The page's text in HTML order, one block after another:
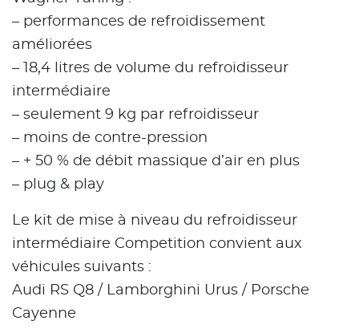
– performances de refroidissement
améliorées
– 18,4 litres de volume du refroidisseur
intermédiaire
– seulement 9 kg par refroidisseur
– moins de contre-pression
– + 50 % de débit massique d’air en plus
– plug & play
Le kit de mise à niveau du refroidisseur
intermédiaire Competition convient aux
véhicules suivants :
Audi RS Q8 / Lamborghini Urus / Porsche
Cayenne